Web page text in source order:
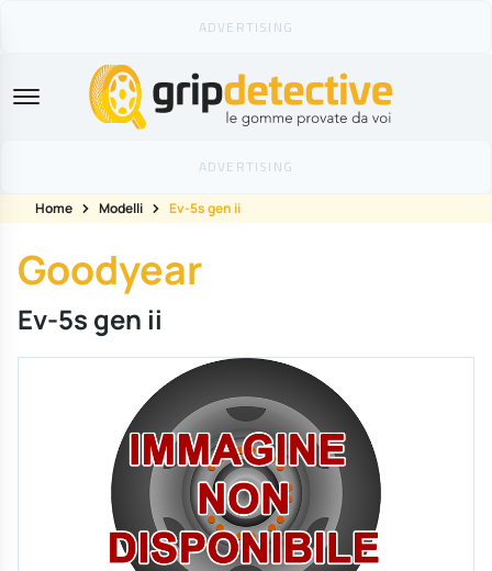
GripDetective
Home Modelli Ev-5s gen ii
Goodyear
Ev-5s gen ii